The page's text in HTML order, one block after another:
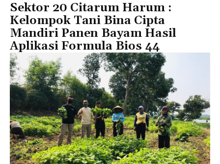
Sektor 20 Citarum Harum :
Kelompok Tani Bina Cipta
Mandiri Panen Bayam Hasil
Aplikasi Formula Bios 44